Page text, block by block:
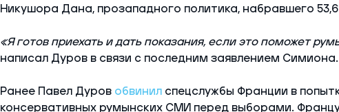
Никушора Дана, прозападного политика, набравшего
«Я готов приехать и дать показания, если это поможет
написал Дуров в связи с последним заявлением Симиона.
Ранее Павел Дуров обвинилспецслужбы Франции в
консервативных румынских СМИ перед выборами.